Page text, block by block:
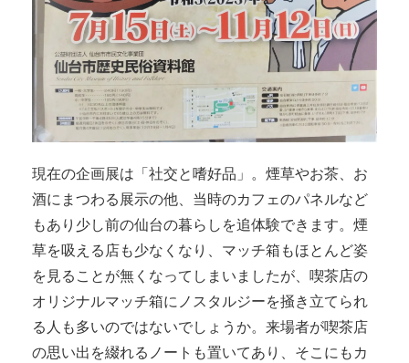
現在の企画展は「社交と嗜好品」。煙草やお茶、お
酒にまつわる展示の他、当時のカフェのパネルなど
もあり少し前の仙台の暮らしを追体験できます。煙
草を吸える店も少なくなり、マッチ箱もほとんど姿
を見ることが無くなってしまいましたが、喫茶店の
オリジナルマッチ箱にノスタルジーを掻き立てられ
る人も多いのではないでしょうか。来場者が喫茶店
の思い出を綴れるノートも置いてあり、そこにもカ